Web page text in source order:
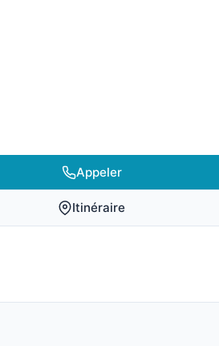
Appeler
Itinéraire